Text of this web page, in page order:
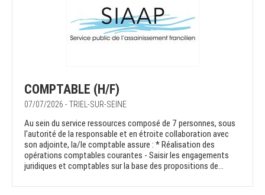
COMPTABLE (H/F)
07/07/2026 - TRIEL-SUR-SEINE
Au sein du service ressources composé de 7 personnes, sous
l'autorité de la responsable et en étroite collaboration avec
son adjointe, la/le comptable assure : * Réalisation des
opérations comptables courantes - Saisir les engagements
juridiques et comptables sur la base des propositions de...